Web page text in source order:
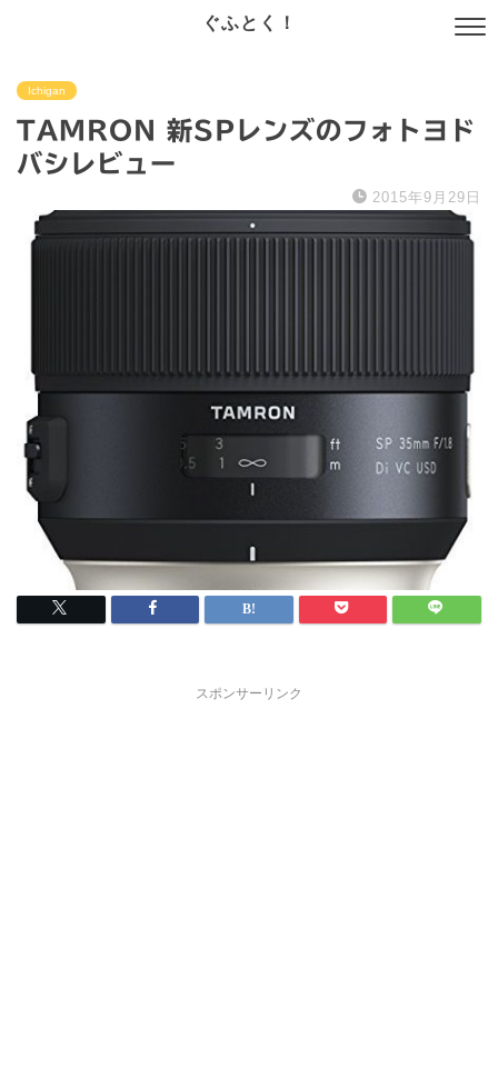
ぐふとく！
Ichigan
TAMRON 新SPレンズのフォトヨド
バシレビュー
2015年9月29日
スポンサーリンク